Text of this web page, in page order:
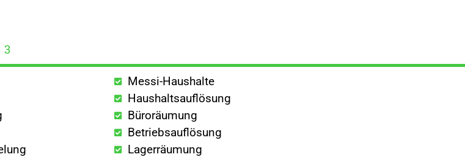
3
Messi-Haushalte
Haushaltsauflösung
Büroräumung
Betriebsauflösung
Lagerräumung